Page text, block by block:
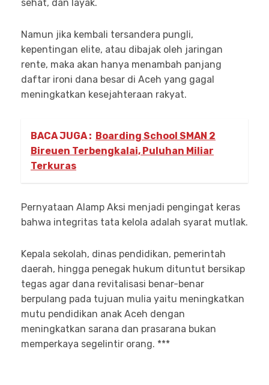
sehat, dan layak.
Namun jika kembali tersandera pungli,
kepentingan elite, atau dibajak oleh jaringan
rente, maka akan hanya menambah panjang
daftar ironi dana besar di Aceh yang gagal
meningkatkan kesejahteraan rakyat.
BACA JUGA : Boarding School SMAN 2
Bireuen Terbengkalai, Puluhan Miliar
Terkuras
Pernyataan Alamp Aksi menjadi pengingat keras
bahwa integritas tata kelola adalah syarat mutlak.
Kepala sekolah, dinas pendidikan, pemerintah
daerah, hingga penegak hukum dituntut bersikap
tegas agar dana revitalisasi benar-benar
berpulang pada tujuan mulia yaitu meningkatkan
mutu pendidikan anak Aceh dengan
meningkatkan sarana dan prasarana bukan
memperkaya segelintir orang. ***